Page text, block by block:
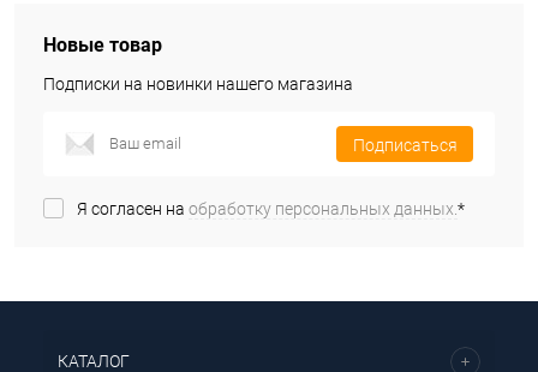
Новые товар
Подписки на новинки нашего магазина
Подписаться
Я согласен на обработку персональных данных.*
КАТАЛОГ